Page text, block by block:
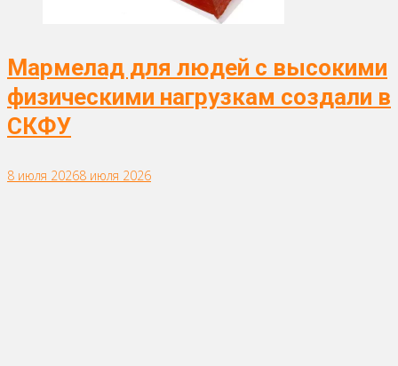
Мармелад для людей с высокими
физическими нагрузкам создали в
СКФУ
8 июля 20268 июля 2026